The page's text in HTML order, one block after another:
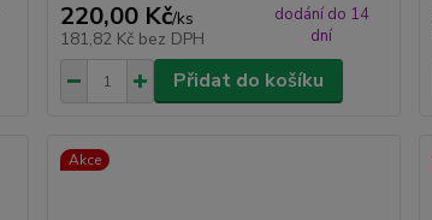
220,00 Kč/ks
181,82 Kč bez DPH
dodání do 14
dní
Přidat do košíku
Akce